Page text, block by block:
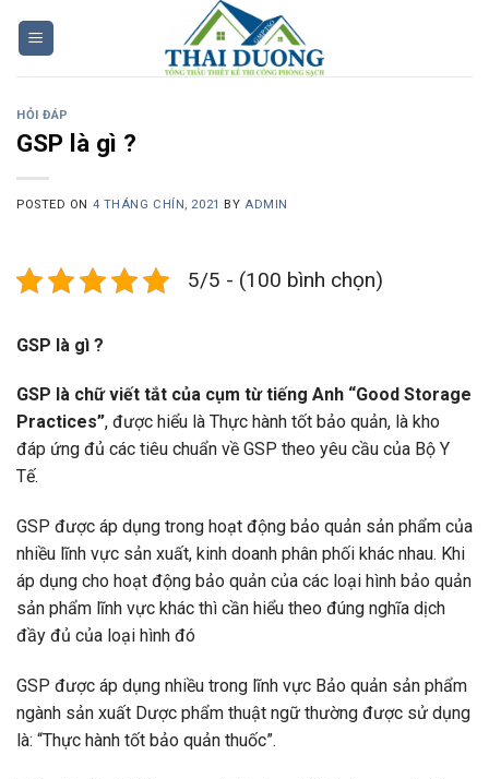
HỎI ĐÁP
GSP là gì ?
POSTED ON 4 THÁNG CHÍN, 2021 BY ADMIN
5/5 - (100 bình chọn)
GSP là gì ?
GSP là chữ viết tắt của cụm từ tiếng Anh “Good Storage
Practices”, được hiểu là Thực hành tốt bảo quản, là kho
đáp ứng đủ các tiêu chuẩn về GSP theo yêu cầu của Bộ Y
Tế.
GSP được áp dụng trong hoạt động bảo quản sản phẩm của
nhiều lĩnh vực sản xuất, kinh doanh phân phối khác nhau. Khi
áp dụng cho hoạt động bảo quản của các loại hình bảo quản
sản phẩm lĩnh vực khác thì cần hiểu theo đúng nghĩa dịch
đầy đủ của loại hình đó
GSP được áp dụng nhiều trong lĩnh vực Bảo quản sản phẩm
ngành sản xuất Dược phẩm thuật ngữ thường được sử dụng
là: “Thực hành tốt bảo quản thuốc”.